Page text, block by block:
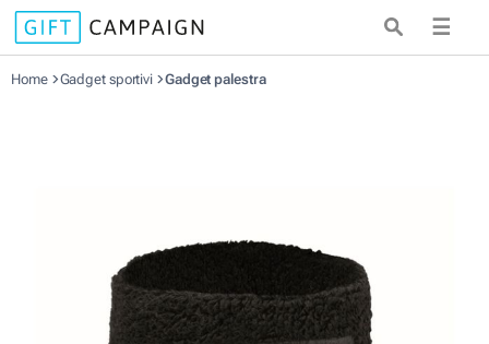
☰
Home Gadget sportivi Gadget palestra